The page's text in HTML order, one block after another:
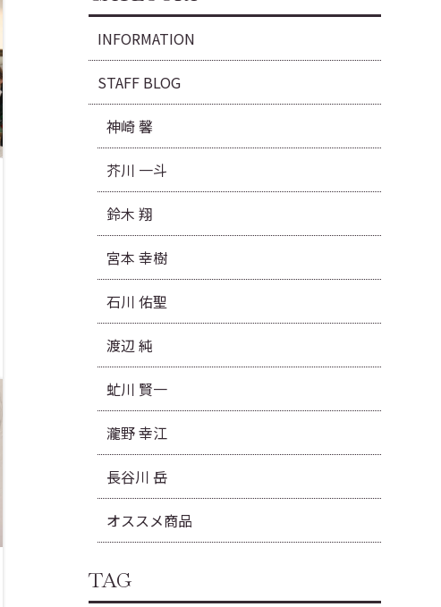
INFORMATION
STAFF BLOG
神崎 馨
芥川 一斗
鈴木 翔
宮本 幸樹
石川 佑聖
渡辺 純
虻川 賢一
瀧野 幸江
長谷川 岳
オススメ商品
TAG